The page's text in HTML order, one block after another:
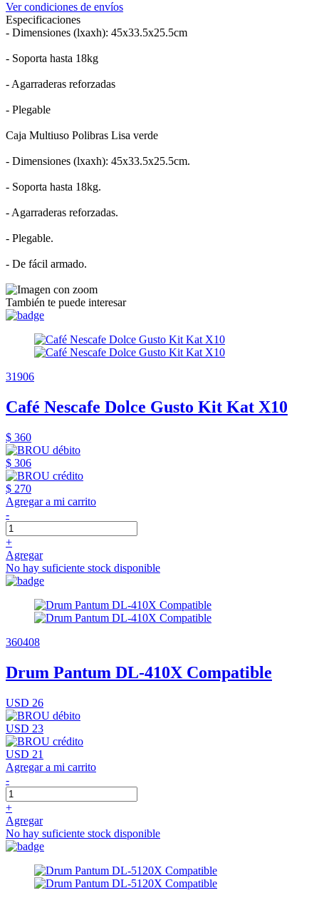
Ver condiciones de envíos
Especificaciones
- Dimensiones (lxaxh): 45x33.5x25.5cm
- Soporta hasta 18kg
- Agarraderas reforzadas
- Plegable
Caja Multiuso Polibras Lisa verde
- Dimensiones (lxaxh): 45x33.5x25.5cm.
- Soporta hasta 18kg.
- Agarraderas reforzadas.
- Plegable.
- De fácil armado.
También te puede interesar
31906
Café Nescafe Dolce Gusto Kit Kat X10
$ 360
$ 306
$ 270
Agregar a mi carrito
-
+
Agregar
No hay suficiente stock disponible
360408
Drum Pantum DL-410X Compatible
USD 26
USD 23
USD 21
Agregar a mi carrito
-
+
Agregar
No hay suficiente stock disponible